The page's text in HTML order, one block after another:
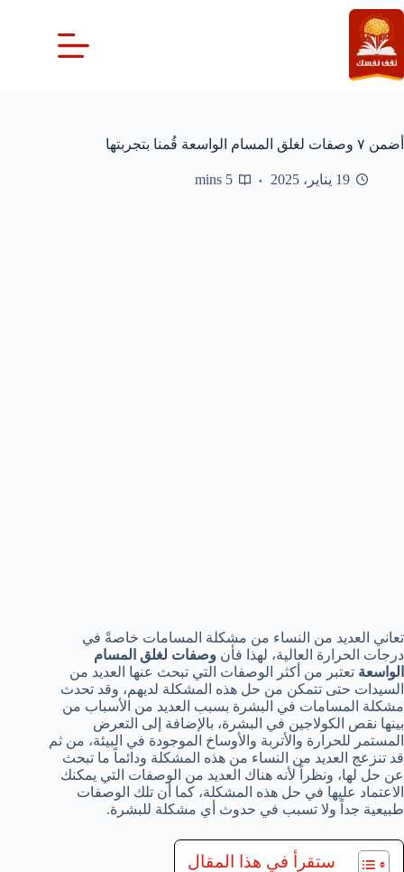
التجاوز
إلى
المحتوى
أضمن ٧ وصفات لغلق المسام الواسعة قُمنا بتجربتها
19 يناير، 2025 5 mins
تعاني العديد من النساء من مشكلة المسامات خاصةً في
درجات الحرارة العالية، لهذا فأن وصفات لغلق المسام
الواسعة تعتبر من أكثر الوصفات التي تبحث عنها العديد من
السيدات حتى تتمكن من حل هذه المشكلة لديهم، وقد تحدث
مشكلة المسامات في البشرة بسبب العديد من الأسباب من
بينها نقص الكولاجين في البشرة، بالإضافة إلى التعرض
المستمر للحرارة والأتربة والأوساخ الموجودة في البيئة، من ثم
قد تنزعج العديد من النساء من هذه المشكلة ودائماً ما تبحث
عن حل لها، ونظراً لأنه هناك العديد من الوصفات التي يمكنك
الاعتماد عليها في حل هذه المشكلة، كما أن تلك الوصفات
طبيعية جداً ولا تسبب في حدوث أي مشكلة للبشرة.
ستقرأ في هذا المقال